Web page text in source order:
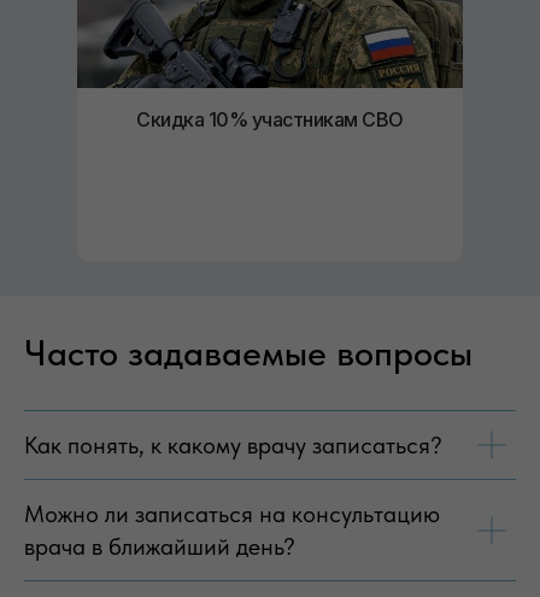
Скидка 10% участникам СВО
Часто задаваемые вопросы
Как понять, к какому врачу записаться?
Можно ли записаться на консультацию
врача в ближайший день?